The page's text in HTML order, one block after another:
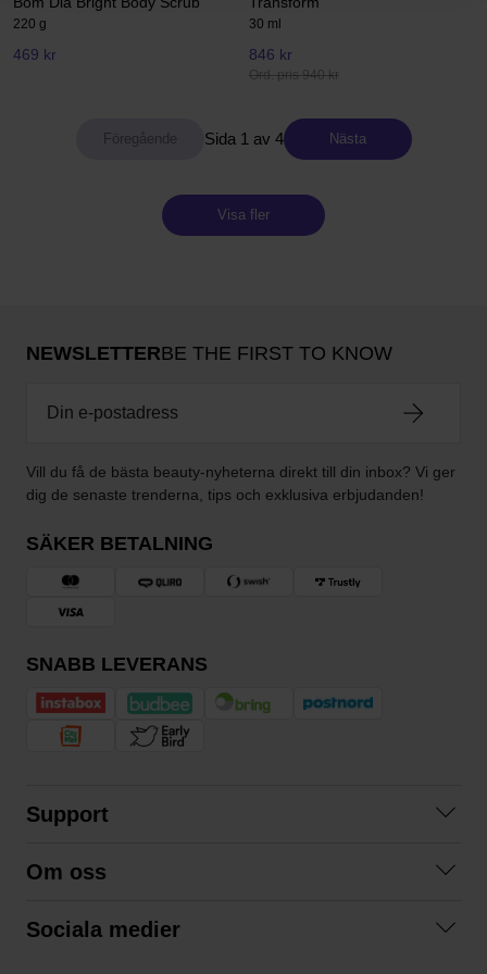
220 g
469 kr
30 ml
846 kr
Ord. pris 940 kr
Sida 1 av 4 Nästa
Visa fler
NEWSLETTERBE THE FIRST TO KNOW
Vill du få de bästa beauty-nyheterna direkt till din inbox? Vi ger
dig de senaste trenderna, tips och exklusiva erbjudanden!
SÄKER BETALNING
SNABB LEVERANS
Support
Köpvillkor
Om oss
Sociala medier